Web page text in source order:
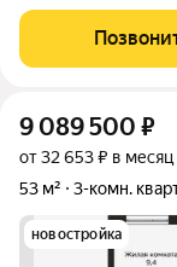
комфортной
Двухуровневый
9 089 500 ₽
от 32 653 ₽ в месяц
53 м²
3-комн.
новостройка